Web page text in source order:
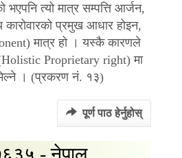
त्यो मात्र सम्पत्ति आर्जन,
प्रमुख आधार होइन,
मात्र हो । यस्कै कारणले
Proprietary right) मा
। (प्रकरण नं. १३)
पूर्ण पाठ हेर्नुहोस्